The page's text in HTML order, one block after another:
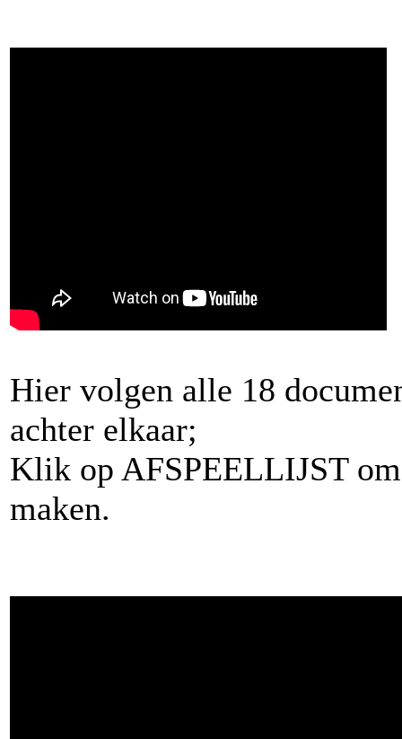
Hier volgen alle 18
achter elkaar;
Klik op AFSPEELLIJST
maken.